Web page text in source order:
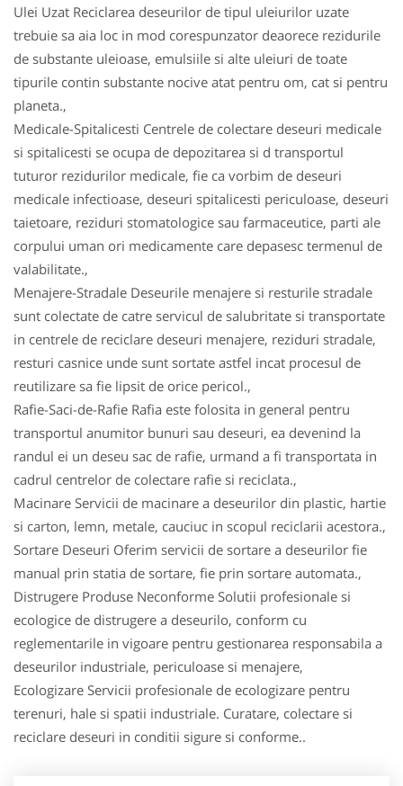
Ulei Uzat Reciclarea deseurilor de tipul uleiurilor uzate
trebuie sa aia loc in mod corespunzator deaorece rezidurile
de substante uleioase, emulsiile si alte uleiuri de toate
tipurile contin substante nocive atat pentru om, cat si pentru
planeta.,
Medicale-Spitalicesti Centrele de colectare deseuri medicale
si spitalicesti se ocupa de depozitarea si d transportul
tuturor rezidurilor medicale, fie ca vorbim de deseuri
medicale infectioase, deseuri spitalicesti periculoase, deseuri
taietoare, reziduri stomatologice sau farmaceutice, parti ale
corpului uman ori medicamente care depasesc termenul de
valabilitate.,
Menajere-Stradale Deseurile menajere si resturile stradale
sunt colectate de catre servicul de salubritate si transportate
in centrele de reciclare deseuri menajere, reziduri stradale,
resturi casnice unde sunt sortate astfel incat procesul de
reutilizare sa fie lipsit de orice pericol.,
Rafie-Saci-de-Rafie Rafia este folosita in general pentru
transportul anumitor bunuri sau deseuri, ea devenind la
randul ei un deseu sac de rafie, urmand a fi transportata in
cadrul centrelor de colectare rafie si reciclata.,
Macinare Servicii de macinare a deseurilor din plastic, hartie
si carton, lemn, metale, cauciuc in scopul reciclarii acestora.,
Sortare Deseuri Oferim servicii de sortare a deseurilor fie
manual prin statia de sortare, fie prin sortare automata.,
Distrugere Produse Neconforme Solutii profesionale si
ecologice de distrugere a deseurilo, conform cu
reglementarile in vigoare pentru gestionarea responsabila a
deseurilor industriale, periculoase si menajere,
Ecologizare Servicii profesionale de ecologizare pentru
terenuri, hale si spatii industriale. Curatare, colectare si
reciclare deseuri in conditii sigure si conforme..